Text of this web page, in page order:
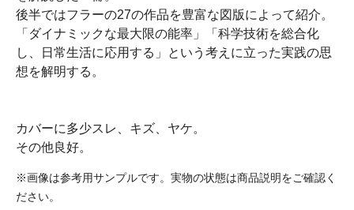
後半ではフラーの27の作品を豊富な図版によって紹介。
「ダイナミックな最大限の能率」「科学技術を総合化
し、日常生活に応用する」という考えに立った実践の思
想を解明する。
カバーに多少スレ、キズ、ヤケ。
その他良好。
※画像は参考用サンプルです。実物の状態は商品説明をご確認く
ださい。